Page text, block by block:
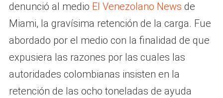
denunció al medio El Venezolano News de
Miami, la gravísima retención de la carga. Fue
abordado por el medio con la finalidad de que
expusiera las razones por las cuales las
autoridades colombianas insisten en la
retención de las ocho toneladas de ayuda